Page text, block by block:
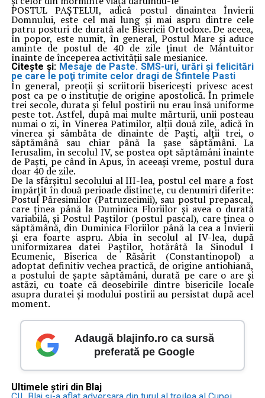
POSTUL PAŞTELUI, adică postul dinaintea Învierii
Domnului, este cel mai lung şi mai aspru dintre cele
patru posturi de durată ale Bisericii Ortodoxe. De aceea,
în popor, este numit, în general, Postul Mare şi aduce
aminte de postul de 40 de zile ţinut de Mântuitor
înainte de începerea activităţii sale mesianice.
Citește și: Mesaje de Paste. SMS-uri, urări şi felicitări
pe care le poţi trimite celor dragi de Sfintele Pasti
În general, preoţii şi scriitorii bisericeşti privesc acest
post ca pe o instituţie de origine apostolică. În primele
trei secole, durata şi felul postirii nu erau însă uniforme
peste tot. Astfel, după mai multe mărturii, unii posteau
numai o zi, în Vinerea Patimilor, alţii două zile, adică în
vinerea şi sâmbăta de dinainte de Paşti, alţii trei, o
săptămână sau chiar până la şase săptămâni. La
Ierusalim, în secolul IV, se postea opt săptămâni înainte
de Paşti, pe când în Apus, în aceeaşi vreme, postul dura
doar 40 de zile.
De la sfârşitul secolului al III-lea, postul cel mare a fost
împărţit în două perioade distincte, cu denumiri diferite:
Postul Păresimilor (Patruzecimii), sau postul prepascal,
care ţinea până la Duminica Floriilor şi avea o durată
variabilă, şi Postul Paştilor (postul pascal), care ţinea o
săptămână, din Duminica Floriilor până la cea a Învierii
şi era foarte aspru. Abia în secolul al IV-lea, după
uniformizarea datei Paştilor, hotărâtă la Sinodul I
Ecumenic, Biserica de Răsărit (Constantinopol) a
adoptat definitiv vechea practică, de origine antiohiană,
a postului de şapte săptămâni, durată pe care o are şi
astăzi, cu toate că deosebirile dintre bisericile locale
asupra duratei şi modului postirii au persistat după acel
moment.
Adaugă blajinfo.ro ca sursă
preferată pe Google
Ultimele știri din Blaj